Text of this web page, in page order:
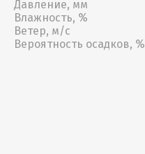
Давление, мм
Влажность, %
Ветер, м/с
Вероятность осадков, %